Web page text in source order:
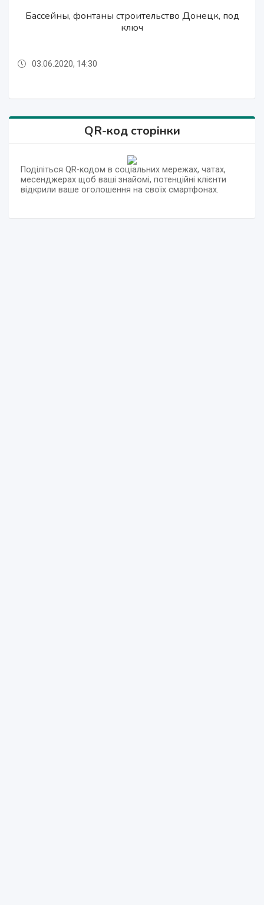
Бассейны, фонтаны строительство Донецк, под
ключ
Печи для саун и бань в Донецке и Макеевке
Материалы для строительства саун и бассейнов
в Донецке
Бассейны, фонтаны строительство Донецк, под
ключ
03.06.2020, 14:30
Печи для саун и бань в Донецке и Макеевке
QR-код сторінки
Поділіться QR-кодом в соціальних мережах, чатах,
месенджерах щоб ваші знайомі, потенційні клієнти
відкрили ваше оголошення на своїх смартфонах.